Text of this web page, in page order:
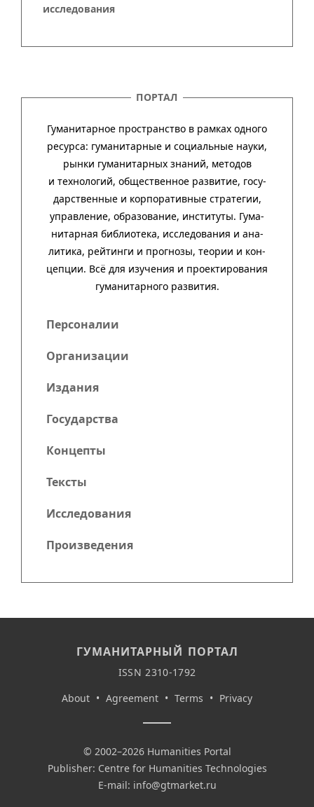
исследования
ПОРТАЛ
Гуманитарное пространство в рамках одного
ресурса: гума­ни­тар­ные и соци­аль­ные науки,
рынки гума­ни­тар­ных зна­ний, методов
и техно­ло­гий, обще­ст­вен­ное раз­ви­тие, госу­
дар­ст­вен­ные и кор­пора­тив­ные стра­тегии,
управ­ле­ние, обра­зо­ва­ние, инсти­туты. Гума­
нитар­ная биб­лио­тека, иссле­до­ва­ния и ана­
ли­тика, рей­тинги и прог­нозы, тео­рии и кон­
цеп­ции. Всё для изу­че­ния и про­ек­тиро­ва­ния
гума­нитар­ного развития.
Персоналии
Организации
Издания
Государства
Концепты
Тексты
Исследования
Произведения
ГУМАНИТАРНЫЙ ПОРТАЛ
ISSN 2310-1792
About • Agreement • Terms • Privacy
© 2002–2026 Humanities Portal
Publisher: Centre for Humanities Technologies
E-mail: info@gtmarket.ru